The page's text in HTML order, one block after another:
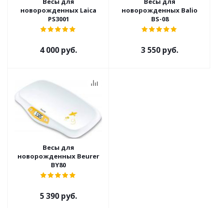
новорожденных Laica
PS3001
4 000 руб.
новорожденных Balio
BS-08
3 550 руб.
Весы для
новорожденных Beurer
BY80
5 390 руб.